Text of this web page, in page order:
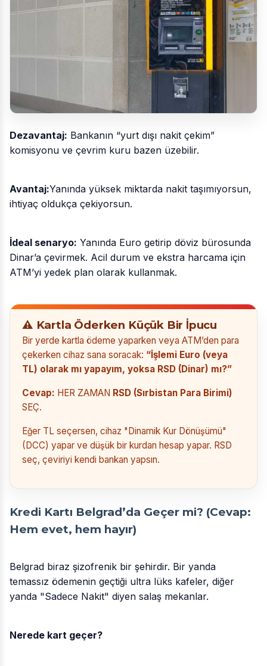
Dezavantaj: Bankanın “yurt dışı nakit çekim”
komisyonu ve çevrim kuru bazen üzebilir.
Avantaj:Yanında yüksek miktarda nakit taşımıyorsun,
ihtiyaç oldukça çekiyorsun.
İdeal senaryo: Yanında Euro getirip döviz bürosunda
Dinar’a çevirmek. Acil durum ve ekstra harcama için
ATM’yi yedek plan olarak kullanmak.
⚠️ Kartla Öderken Küçük Bir İpucu
Bir yerde kartla ödeme yaparken veya ATM’den para
çekerken cihaz sana soracak: “İşlemi Euro (veya
TL) olarak mı yapayım, yoksa RSD (Dinar) mı?”
Cevap: HER ZAMAN RSD (Sırbistan Para Birimi)
SEÇ.
Eğer TL seçersen, cihaz "Dinamik Kur Dönüşümü"
(DCC) yapar ve düşük bir kurdan hesap yapar. RSD
seç, çeviriyi kendi bankan yapsın.
Kredi Kartı Belgrad’da Geçer mi? (Cevap:
Hem evet, hem hayır)
Belgrad biraz şizofrenik bir şehirdir. Bir yanda
temassız ödemenin geçtiği ultra lüks kafeler, diğer
yanda "Sadece Nakit" diyen salaş mekanlar.
Nerede kart geçer?